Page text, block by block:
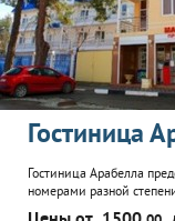
Гостиница
Гостиница Арабелла
номерами разной
ходьбы от набережной,